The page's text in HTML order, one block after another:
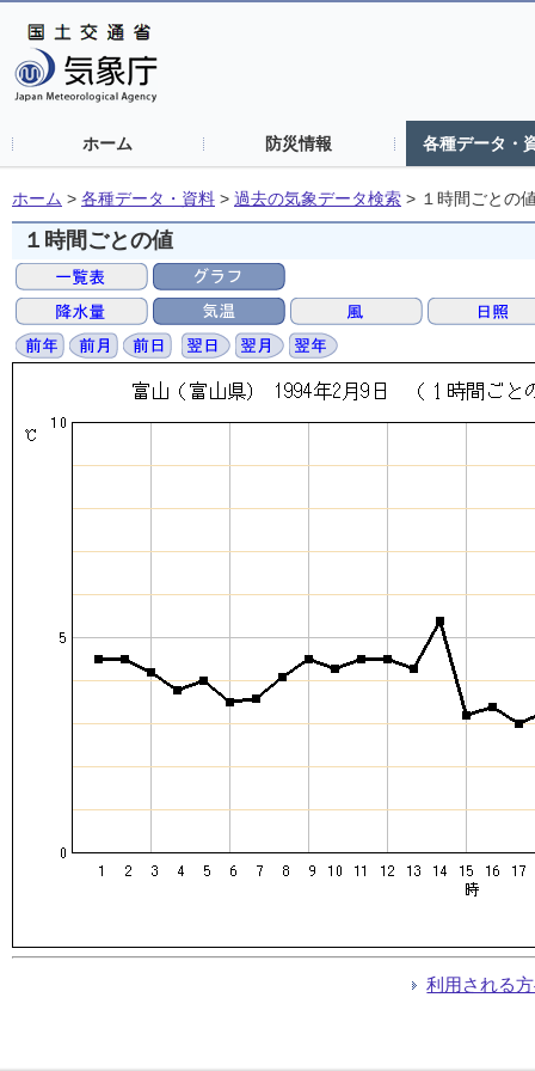
ホーム 防災情報 各種データ・
ホーム > 各種データ・資料 > 過去の気象データ検索 > １時間ごとの
１時間ごとの値
利用される